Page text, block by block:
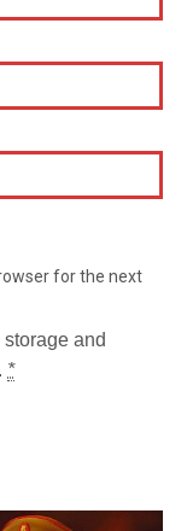
for the next
and
*